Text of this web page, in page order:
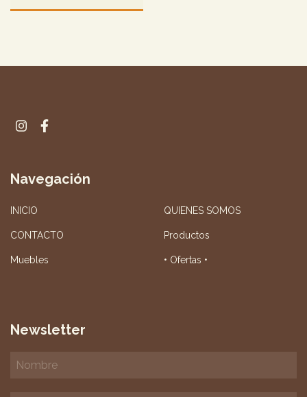
Navegación
INICIO QUIENES SOMOS
CONTACTO Productos
Muebles • Ofertas •
Newsletter